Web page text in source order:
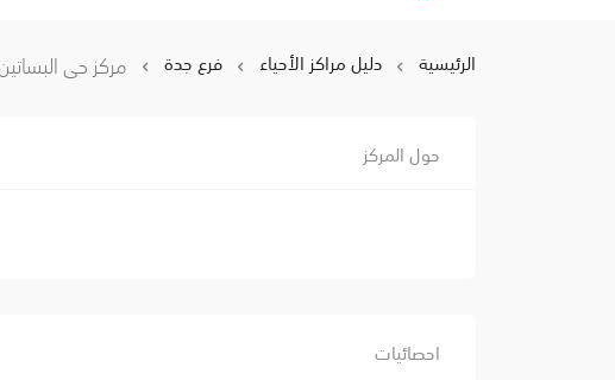
الرئيسية دليل مراكز الأحياء فرع جدة مركز حي
حول المركز
احصائيات